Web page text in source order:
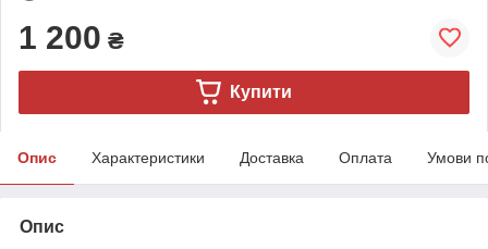
1 200 ₴
Купити
Опис Характеристики Доставка Оплата Умови
Опис